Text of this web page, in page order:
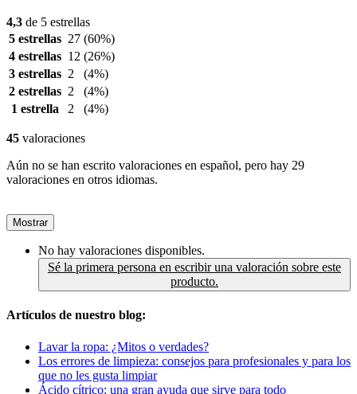
4,3 de 5 estrellas
5 estrellas 27 (60%)
4 estrellas 12 (26%)
3 estrellas 2
(4%)
2 estrellas 2
(4%)
1 estrella
2 (4%)
45 valoraciones
Aún no se han escrito valoraciones en español, pero hay 29
valoraciones en otros idiomas.
Mostrar
No hay valoraciones disponibles.
Sé la primera persona en escribir una valoración sobre este
producto.
Artículos de nuestro blog:
Lavar la ropa: ¿Mitos o verdades?
Los errores de limpieza: consejos para profesionales y para los
que no les gusta limpiar
Ácido cítrico: una gran ayuda que sirve para todo